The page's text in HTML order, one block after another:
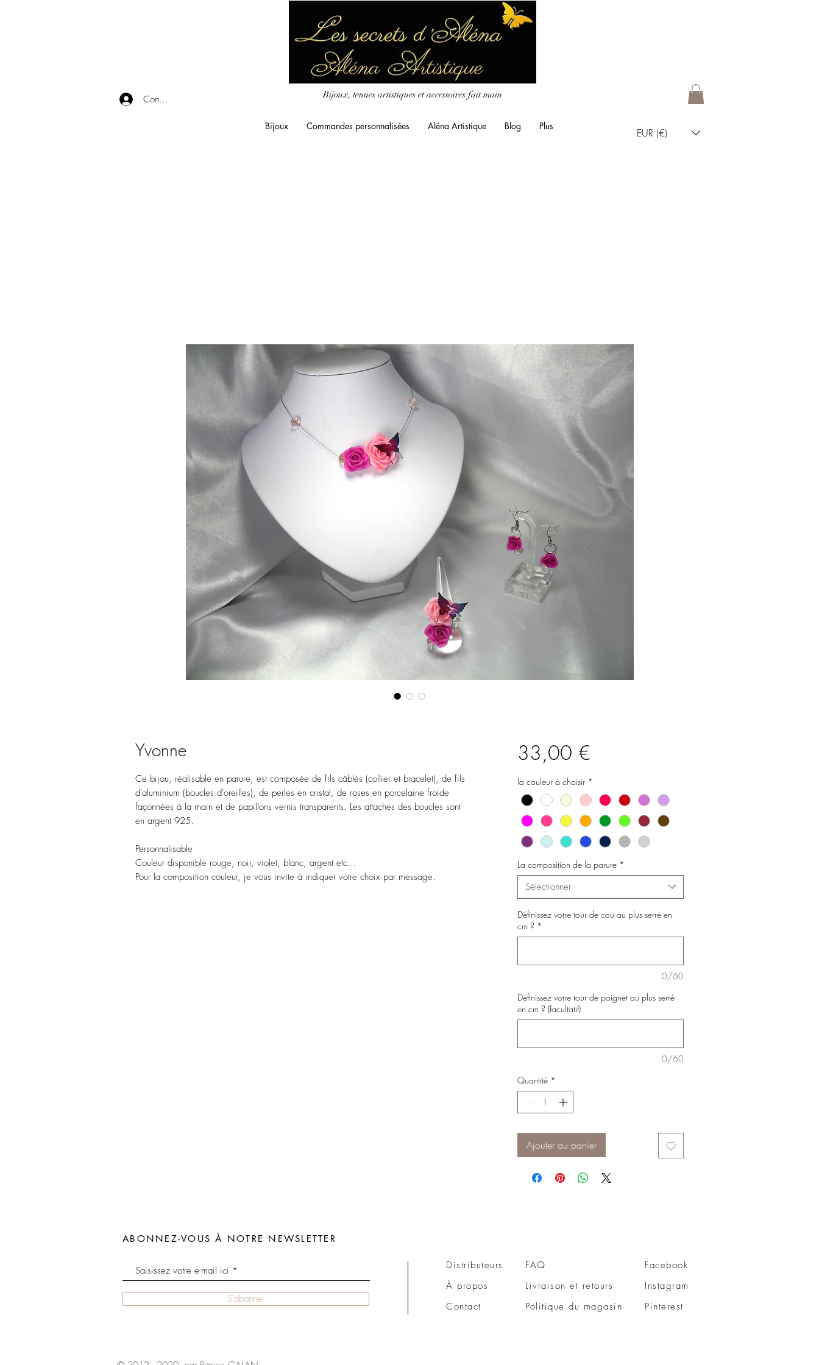
Connexion Bijoux, tenues artistiques et accessoires fait main
Bijoux Commandes personnalisées Aléna Artistique Blog Plus EUR (€)
Yvonne
Ce bijou, réalisable en parure, est composée de fils câblés (collier et bracelet), de fils
d'aluminium (boucles d'oreilles), de perles en cristal, de roses en porcelaine froide
façonnées à la main et de papillons vernis transparents. Les attaches des boucles sont
en argent 925.
Personnalisable
Couleur disponible rouge, noir, violet, blanc, argent etc...
Pour la composition couleur, je vous invite à indiquer votre choix par message.
33,00 €Prix
la couleur à choisir *
La composition de la parure *
Sélectionner
Définissez votre tour de cou au plus serré en
cm ? *
0/60
Définissez votre tour de poignet au plus serré
en cm ? (facultatif)
0/60
Quantité *
Ajouter au panier
ABONNEZ-VOUS À NOTRE NEWSLETTER
S'abonner
Distributeurs
À propos
Contact
FAQ
Livraison et retours
Politique du magasin
Facebook
Instagram
Pinterest